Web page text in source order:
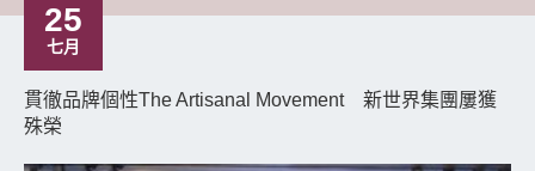
25
七月
貫徹品牌個性The Artisanal Movement 新世界集團屢獲
殊榮